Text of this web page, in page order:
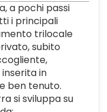
a pochi passi
i principali
trilocale
subito
in
ben tenuto.
si sviluppa su